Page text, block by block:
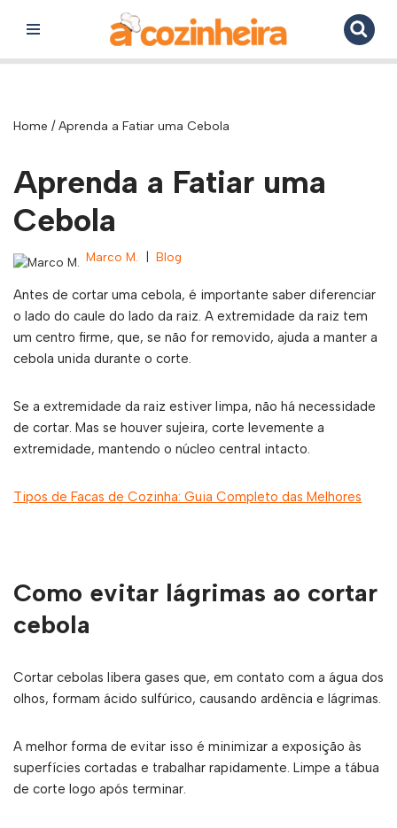
para
Home /Aprenda a Fatiar uma Cebola
Aprenda a Fatiar uma
Cebola
Marco M. Blog
Antes de cortar uma cebola, é importante saber diferenciar
o lado do caule do lado da raiz. A extremidade da raiz tem
um centro firme, que, se não for removido, ajuda a manter a
cebola unida durante o corte.
Se a extremidade da raiz estiver limpa, não há necessidade
de cortar. Mas se houver sujeira, corte levemente a
extremidade, mantendo o núcleo central intacto.
Tipos de Facas de Cozinha: Guia Completo das Melhores
Como evitar lágrimas ao cortar
cebola
Cortar cebolas libera gases que, em contato com a água dos
olhos, formam ácido sulfúrico, causando ardência e lágrimas.
A melhor forma de evitar isso é minimizar a exposição às
superfícies cortadas e trabalhar rapidamente. Limpe a tábua
de corte logo após terminar.